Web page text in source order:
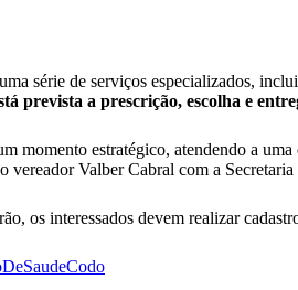
série de serviços especializados,
prevista a prescrição, escolha e
momento estratégico, atendendo a
vereador Valber Cabral com a
os interessados devem realizar